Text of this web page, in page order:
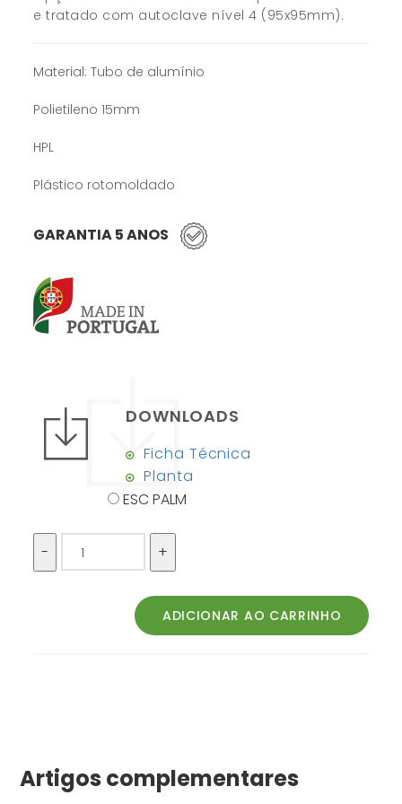
e tratado com autoclave nível 4 (95x95mm).
Material: Tubo de alumínio
Polietileno 15mm
HPL
Plástico rotomoldado
GARANTIA 5 ANOS
DOWNLOADS
Ficha Técnica
Planta
ESC PALM
Artigos complementares